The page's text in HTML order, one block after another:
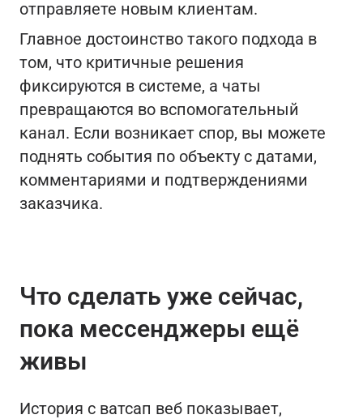
отправляете новым клиентам.
Главное достоинство такого подхода в
том, что критичные решения
фиксируются в системе, а чаты
превращаются во вспомогательный
канал. Если возникает спор, вы можете
поднять события по объекту с датами,
комментариями и подтверждениями
заказчика.
Что сделать уже сейчас,
пока мессенджеры ещё
живы
История с ватсап веб показывает,